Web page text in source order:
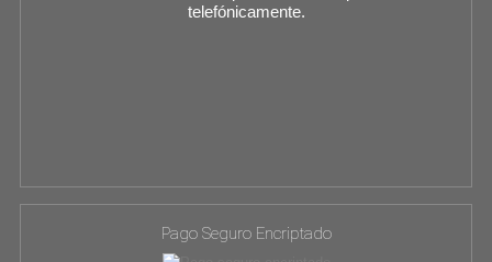
telefónicamente.
Pago Seguro Encriptado